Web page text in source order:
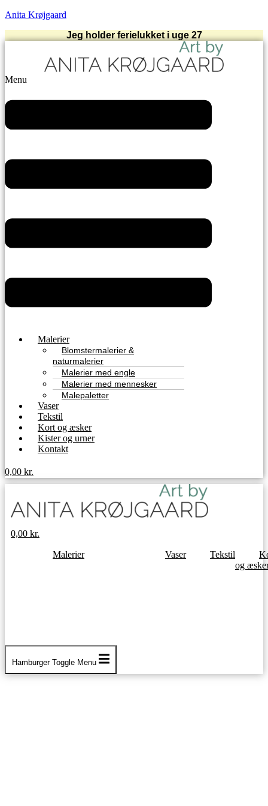
Anita Krøjgaard
Jeg holder ferielukket i uge 27
Menu
Malerier
Blomstermalerier &
naturmalerier​
Malerier med engle
Malerier med mennesker
Malepaletter
Vaser
Tekstil
Kort og æsker
Kister og urner
Kontakt
0,00 kr.
0,00 kr.
Malerier Vaser Tekstil
og
Hamburger Toggle Menu